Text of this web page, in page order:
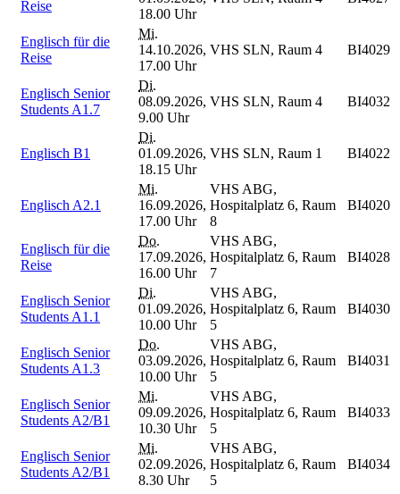
Reise
18.00 Uhr
Englisch für die
Reise
Mi.
14.10.2026,
17.00 Uhr
VHS SLN, Raum 4 BI4029
Englisch Senior
Students A1.7
Di.
08.09.2026,
9.00 Uhr
VHS SLN, Raum 4 BI4032
Englisch B1
Di.
01.09.2026,
18.15 Uhr
VHS SLN, Raum 1 BI4022
Englisch A2.1
Mi.
16.09.2026,
17.00 Uhr
VHS ABG,
Hospitalplatz 6, Raum
8
BI4020
Englisch für die
Reise
Do.
17.09.2026,
16.00 Uhr
VHS ABG,
Hospitalplatz 6, Raum
7
BI4028
Englisch Senior
Students A1.1
Di.
01.09.2026,
10.00 Uhr
VHS ABG,
Hospitalplatz 6, Raum
5
BI4030
Englisch Senior
Students A1.3
Do.
03.09.2026,
10.00 Uhr
VHS ABG,
Hospitalplatz 6, Raum
5
BI4031
Englisch Senior
Students A2/B1
Mi.
09.09.2026,
10.30 Uhr
VHS ABG,
Hospitalplatz 6, Raum
5
BI4033
Englisch Senior
Students A2/B1
Mi.
02.09.2026,
8.30 Uhr
VHS ABG,
Hospitalplatz 6, Raum
5
BI4034